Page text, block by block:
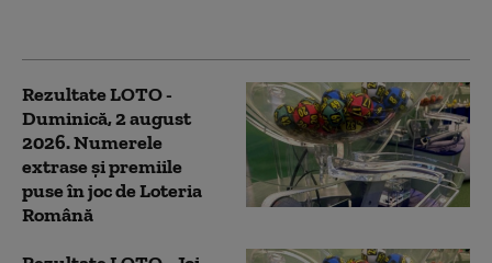
Rezultate LOTO -
Duminică, 2 august
2026. Numerele
extrase și premiile
puse în joc de Loteria
Română